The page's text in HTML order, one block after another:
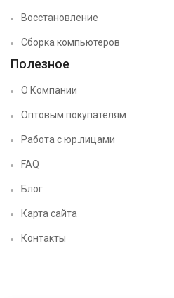
Восстановление
Сборка компьютеров
Полезное
О Компании
Оптовым покупателям
Работа с юр.лицами
FAQ
Блог
Карта сайта
Контакты